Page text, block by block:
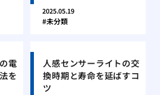
2025.05.19
未分類
電
を
人感センサーライトの交
換時期と寿命を延ばすコ
ツ